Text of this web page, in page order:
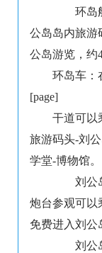
环岛船
公岛岛内旅游
公岛游览，约
环岛车：
[page]
干道可以
旅游码头-刘
学堂-博物馆。
刘公岛
炮台参观可以
免费进入刘公
刘公岛